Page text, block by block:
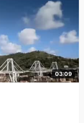
03:09